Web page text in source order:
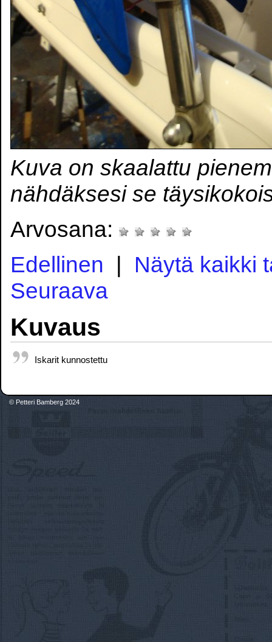
Kuva on skaalattu
nähdäksesi se
Arvosana:
Edellinen | Näytä kaikki
Seuraava
Kuvaus
Iskarit kunnostettu
© Petteri Bamberg 2024